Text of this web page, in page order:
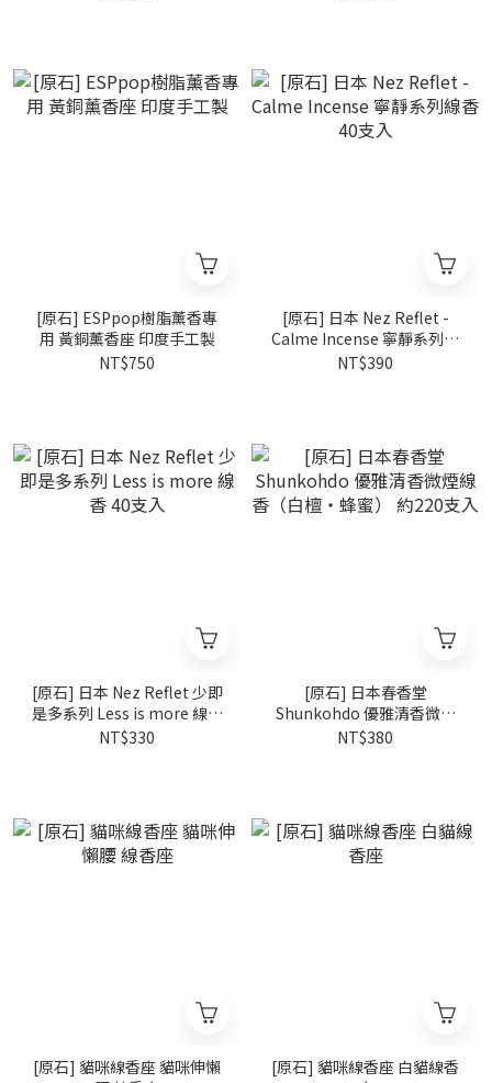
[原石] ESPpop樹脂薰香專
用 黃銅薰香座 印度手工製
NT$750
[原石] 日本 Nez Reflet -
Calme Incense 寧靜系列線
香 40支入
NT$390
[原石] 日本 Nez Reflet 少即
是多系列 Less is more 線香
40支入
NT$330
[原石] 日本春香堂
Shunkohdo 優雅清香微煙
線香（白檀・蜂蜜） 約220
NT$380
[原石] 貓咪線香座 貓咪伸懶
[原石] 貓咪線香座 白貓線香